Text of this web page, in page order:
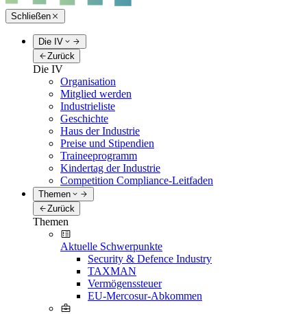
Schließen
Die IV
Zurück
Die IV
Organisation
Mitglied werden
Industrieliste
Geschichte
Haus der Industrie
Preise und Stipendien
Traineeprogramm
Kindertag der Industrie
Competition Compliance-Leitfaden
Themen
Zurück
Themen
Aktuelle Schwerpunkte
Security & Defence Industry
TAXMAN
Vermögenssteuer
EU-Mercosur-Abkommen